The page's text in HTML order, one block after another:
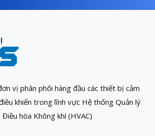
vị phân phối hàng đầu các thiết bị cảm
khiển trong lĩnh vực Hệ thống Quản lý
hòa Không khí (HVAC)